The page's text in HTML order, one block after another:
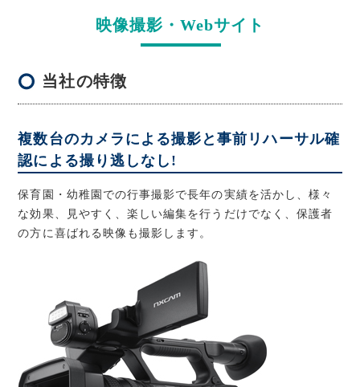
映像撮影・Webサイト
当社の特徴
複数台のカメラによる撮影と事前リハーサル確
認による撮り逃しなし!
保育園・幼稚園での行事撮影で長年の実績を活かし、様々
な効果、見やすく、楽しい編集を行うだけでなく、保護者
の方に喜ばれる映像も撮影します。